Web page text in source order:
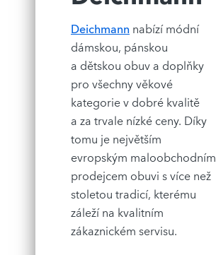
Deichmann nabízí módní
dámskou, pánskou
a dětskou obuv a doplňky
pro všechny věkové
kategorie v dobré kvalitě
a za trvale nízké ceny. Díky
tomu je největším
evropským maloobchodním
prodejcem obuvi s více než
stoletou tradicí, kterému
záleží na kvalitním
zákaznickém servisu.